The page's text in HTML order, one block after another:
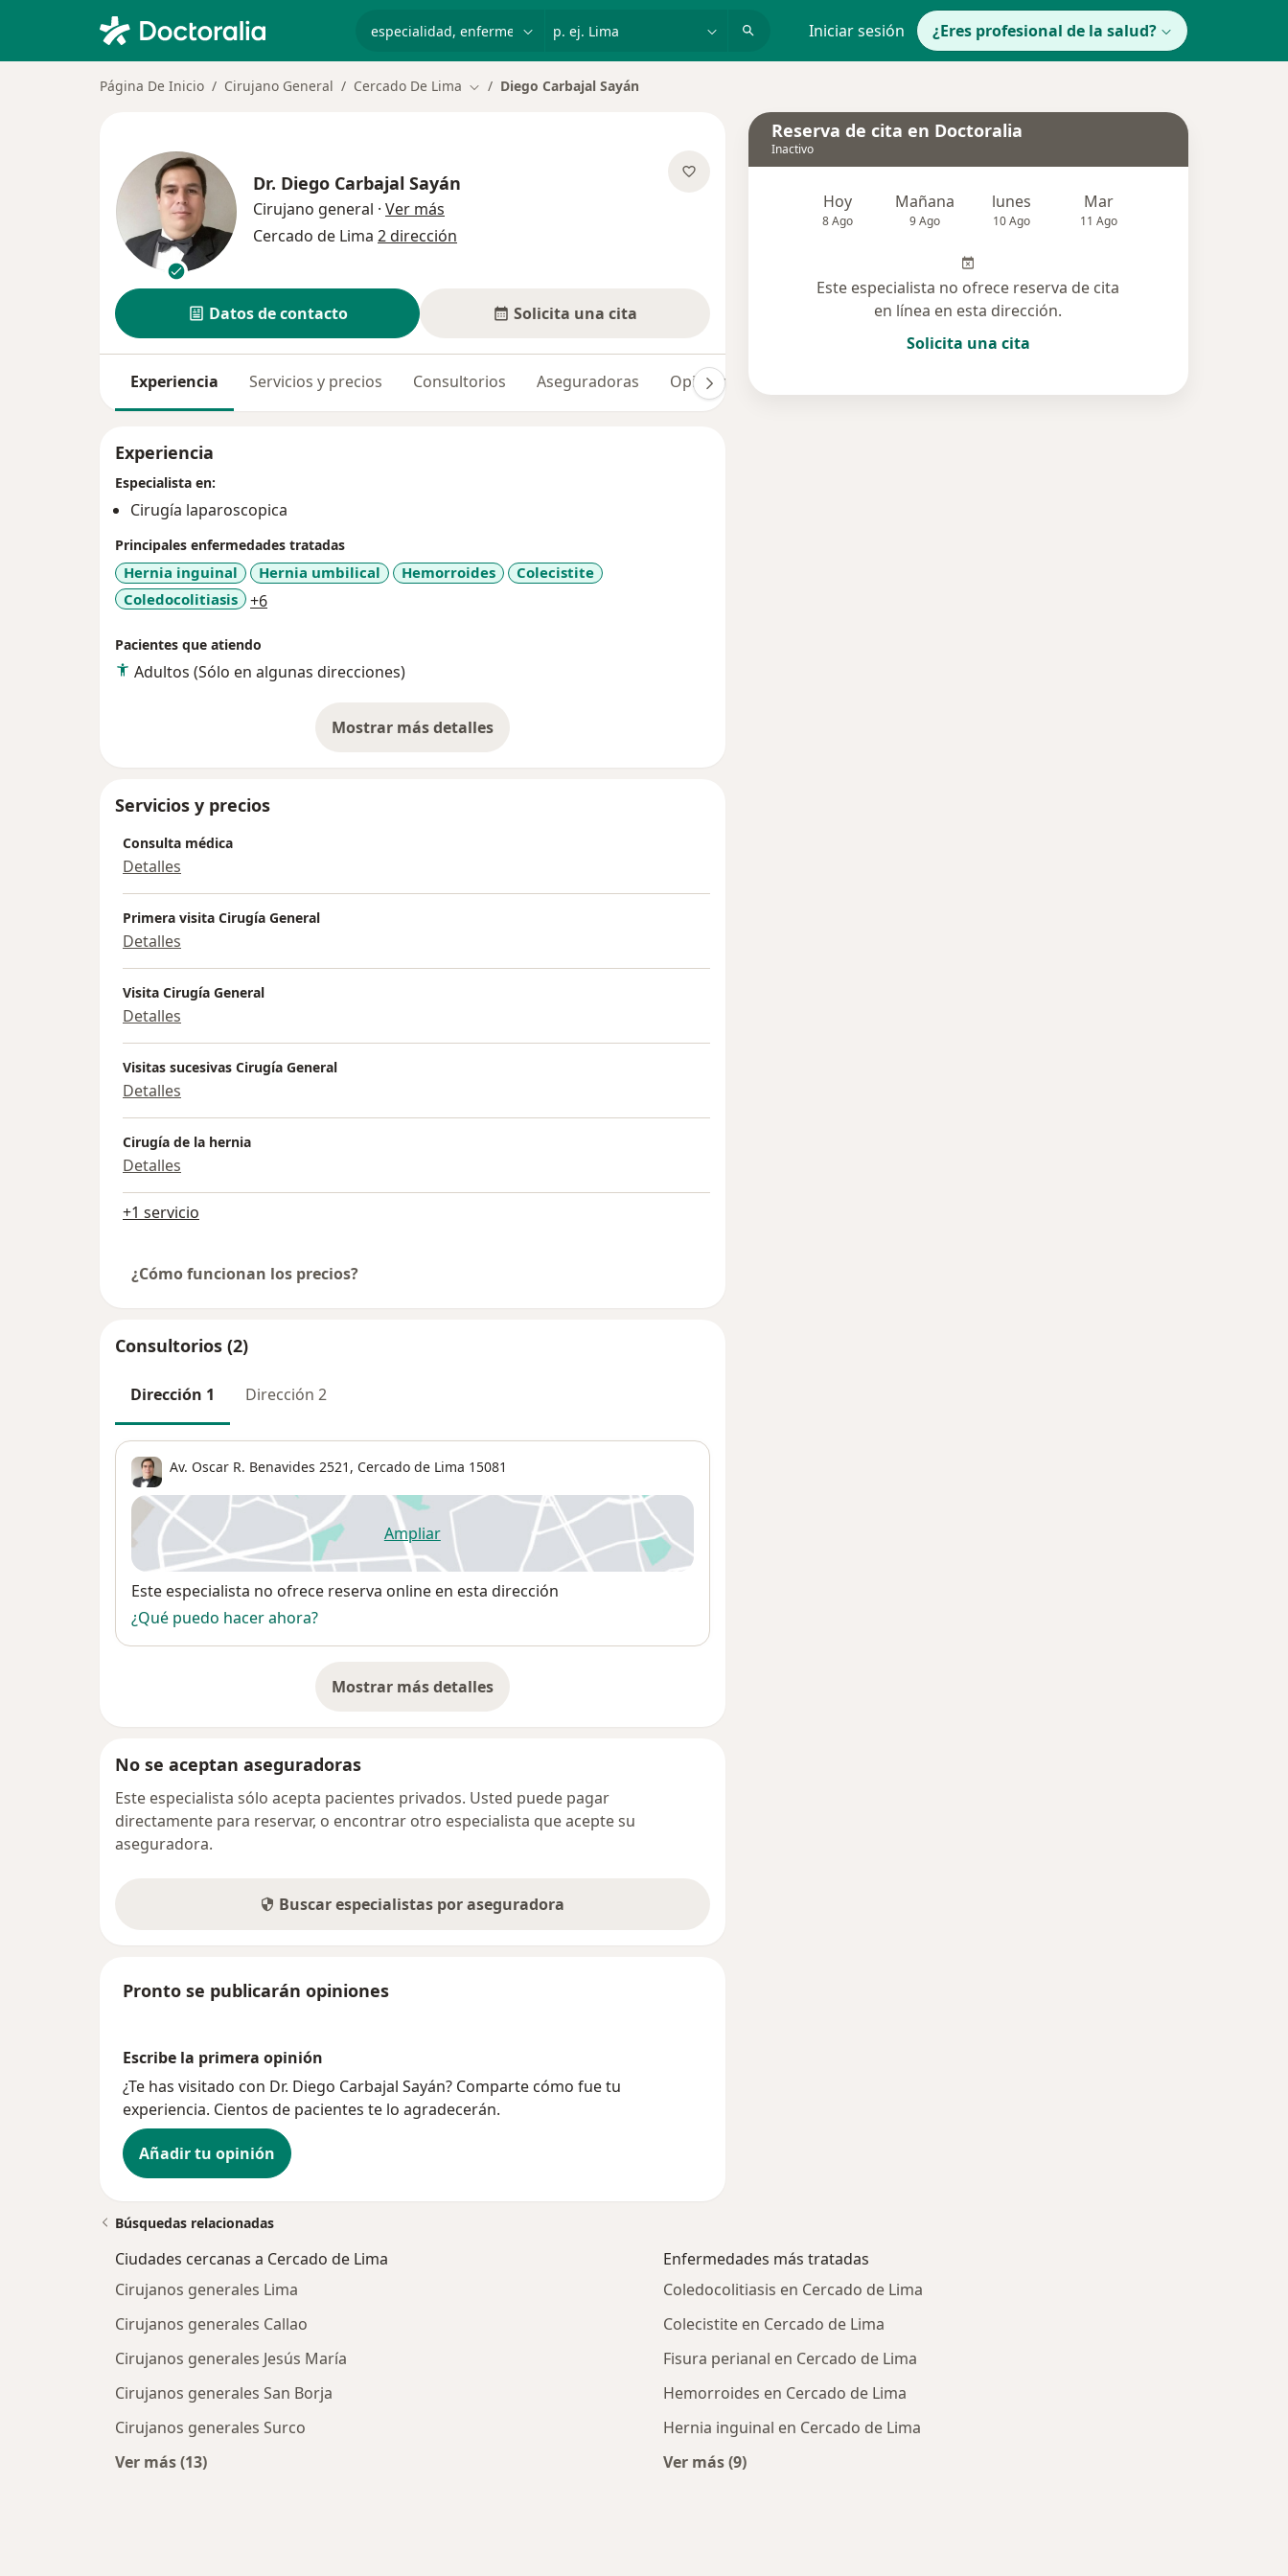
Iniciar sesión ¿Eres profesional de la salud?
Página De Inicio Cirujano General Cercado De Lima Cambiar de ciudad
Diego Carbajal Sayán
Dr. Diego Carbajal Sayán
Cirujano general · Ver más
Cercado de Lima 2 dirección
Datos de contacto Solicita una cita
Experiencia Servicios y precios Consultorios Aseguradoras Opiniones
Experiencia
Especialista en:
Cirugía laparoscopica
Principales enfermedades tratadas
Hernia inguinal Hernia umbilical Hemorroides
Colecistite
Coledocolitiasis
+6a11y_sr_more_diseases
Pacientes que atiendo
Adultos (Sólo en algunas direcciones)
Mostrar más detalles
sobre la experiencia
Servicios y precios
Consulta médica
Detalles
Primera visita Cirugía General
Detalles
Visita Cirugía General
Detalles
Visitas sucesivas Cirugía General
Detalles
Cirugía de la hernia
Detalles
+1 servicio
¿Cómo funcionan los precios?
Consultorios (2)
Dirección 1 Dirección 2
Av. Oscar R. Benavides 2521, Cercado de Lima 15081
Ampliarse abre en una nueva pestaña
Disponibilidad
Este especialista no ofrece reserva online en esta dirección
¿Qué puedo hacer ahora?
Mostrar más detalles
sobre la dirección
No se aceptan aseguradoras
Este especialista sólo acepta pacientes privados. Usted puede pagar
directamente para reservar, o encontrar otro especialista que acepte su
aseguradora.
Buscar especialistas por aseguradora
Pronto se publicarán opiniones
Escribe la primera opinión
¿Te has visitado con Dr. Diego Carbajal Sayán? Comparte cómo fue tu
experiencia. Cientos de pacientes te lo agradecerán.
Añadir tu opinión
Reserva de cita en Doctoralia
Inactivo
Hoy
8 Ago
Mañana
9 Ago
lunes
10 Ago
Mar
11 Ago
Este especialista no ofrece reserva de cita
en línea en esta dirección.
Solicita una cita
Búsquedas relacionadas
Ciudades cercanas a Cercado de Lima
Cirujanos generales Lima
Cirujanos generales Callao
Cirujanos generales Jesús María
Cirujanos generales San Borja
Cirujanos generales Surco
Ver más (13)
Enfermedades más tratadas
Coledocolitiasis en Cercado de Lima
Colecistite en Cercado de Lima
Fisura perianal en Cercado de Lima
Hemorroides en Cercado de Lima
Hernia inguinal en Cercado de Lima
Ver más (9)